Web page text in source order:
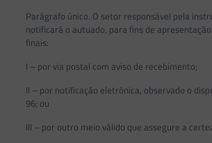
Parágrafo único. O setor responsável pela
notificará o autuado, para fins de
finais:
I – por via postal com aviso de recebimento;
II – por notificação eletrônica, observado o
96; ou
III – por outro meio válido que assegure a